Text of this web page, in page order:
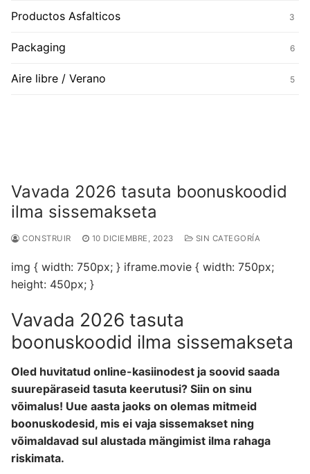
Vavada 2026 tasuta boonuskoodid
ilma sissemakseta
CONSTRUIR 10 DICIEMBRE, 2023 SIN CATEGORÍA
img { width: 750px; } iframe.movie { width: 750px;
height: 450px; }
Vavada 2026 tasuta
boonuskoodid ilma sissemakseta
Oled huvitatud online-kasiinodest ja soovid saada
suurepäraseid tasuta keerutusi? Siin on sinu
võimalus! Uue aasta jaoks on olemas mitmeid
boonuskodesid, mis ei vaja sissemakset ning
võimaldavad sul alustada mängimist ilma rahaga
riskimata.
Productos Asfalticos 3
Packaging 6
Aire libre / Verano 5